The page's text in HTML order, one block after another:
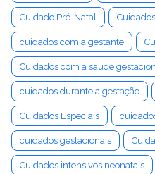
Cuidado Pré-Natal Cuidados
cuidados com a gestante
Cuidados com a saúde
cuidados durante a gestação
Cuidados Especiais
cuidados gestacionais
Cuidados intensivos neonatais